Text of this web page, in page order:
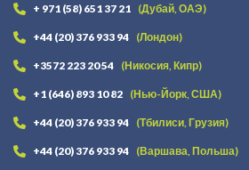
+ 971 (58) 651 37 21 (Дубай, ОАЭ)
+44 (20) 376 933 94 (Лондон)
+3572 223 20 54 (Никосия, Кипр)
+1 (646) 893 10 82 (Нью-Йорк, США)
+44 (20) 376 933 94 (Тбилиси, Грузия)
+44 (20) 376 933 94 (Варшава, Польша)